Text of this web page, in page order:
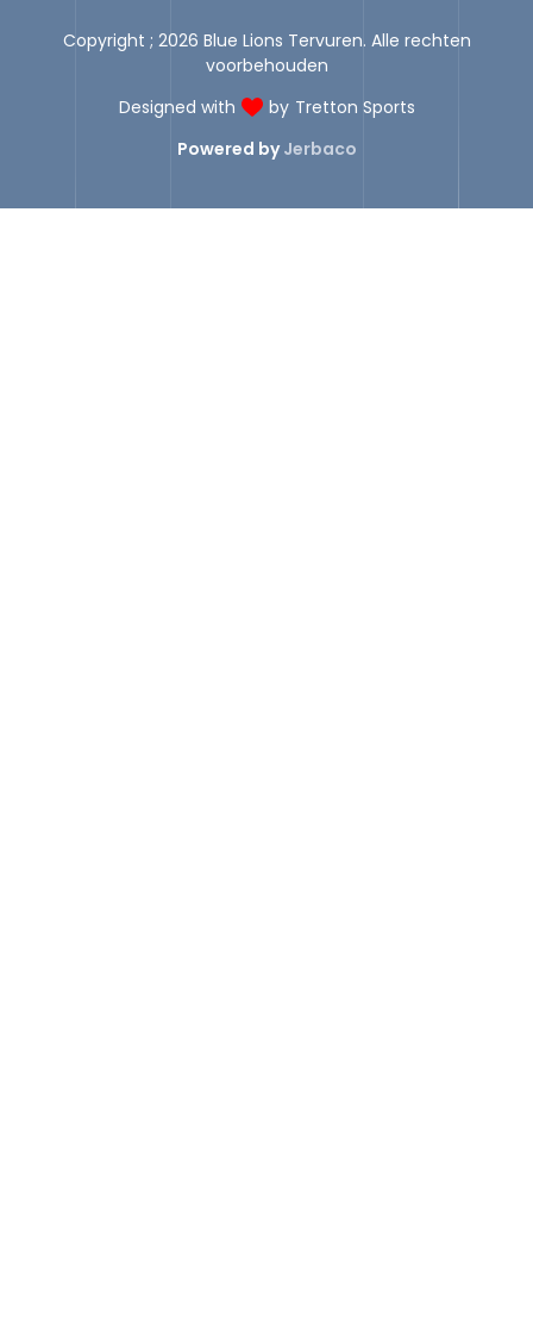
Copyright ; 2026 Blue Lions Tervuren. Alle rechten
voorbehouden
Designed with
by Tretton Sports
Powered byJerbaco